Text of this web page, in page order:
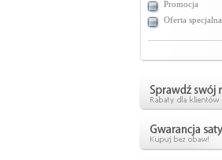
Promocja
Oferta specjalna